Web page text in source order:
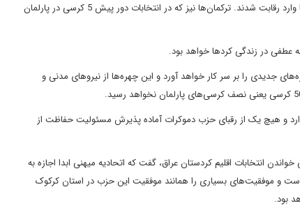
در این انتخابات، سایر طیف‌های جامعه از جمله مسیحی‌ها علاوه بر ارمنی‌ها و آشوری‌ها وارد رقابت شدند. ترکمان‌ها نیز که در انتخابات دور پیش 5 کرسی در پارلمان
عطفی در زندگی کردها خواهد بود.
جدیدی را بر سر کار خواهد آورد و این چهره‌ها از نیروهای مدنی و
و هیچ یک از رقبای حزب دموکرات آماده پذیرش مسئولیت حفاظت از
انتخابات اقلیم کردستان عراق، گفت که اتحادیه میهنی ابدا اجازه به
است و موفقیت‌های بسیاری را همانند موفقیت این حزب در استان کرکوک
بود.